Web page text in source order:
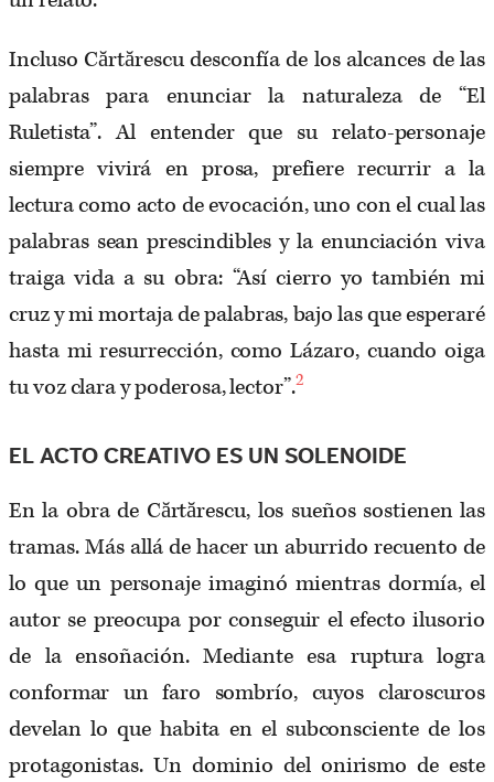
Incluso Cărtărescu desconfía de los alcances de las
palabras para enunciar la naturaleza de “El
Ruletista”. Al entender que su relato-personaje
siempre vivirá en prosa, prefiere recurrir a la
lectura como acto de evocación, uno con el cual las
palabras sean prescindibles y la enunciación viva
traiga vida a su obra: “Así cierro yo también mi
cruz y mi mortaja de palabras, bajo las que esperaré
hasta mi resurrección, como Lázaro, cuando oiga
tu voz clara y poderosa, lector”.2
EL ACTO CREATIVO ES UN SOLENOIDE
En la obra de Cărtărescu, los sueños sostienen las
tramas. Más allá de hacer un aburrido recuento de
lo que un personaje imaginó mientras dormía, el
autor se preocupa por conseguir el efecto ilusorio
de la ensoñación. Mediante esa ruptura logra
conformar un faro sombrío, cuyos claroscuros
develan lo que habita en el subconsciente de los
protagonistas. Un dominio del onirismo de este